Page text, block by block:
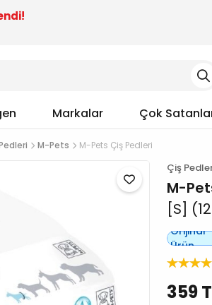
Markalar Çok
M-Pets M-Pets Çiş Pedleri
Çiş
M-
[S]
Orijinal
Ürün
359